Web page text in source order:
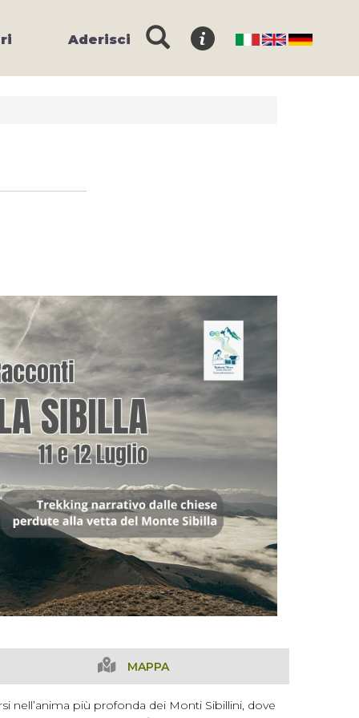
Aderisci
MAPPA
nell’anima più profonda dei Monti Sibillini, dove